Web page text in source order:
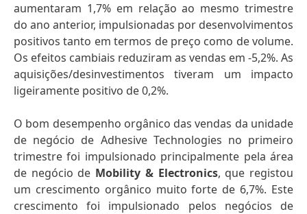
aumentaram 1,7% em relação ao mesmo trimestre
do ano anterior, impulsionadas por desenvolvimentos
positivos tanto em termos de preço como de volume.
Os efeitos cambiais reduziram as vendas em -5,2%. As
aquisições/desinvestimentos tiveram um impacto
ligeiramente positivo de 0,2%.
O bom desempenho orgânico das vendas da unidade
de negócio de Adhesive Technologies no primeiro
trimestre foi impulsionado principalmente pela área
de negócio de Mobility & Electronics, que registou
um crescimento orgânico muito forte de 6,7%. Este
crescimento foi impulsionado pelos negócios de